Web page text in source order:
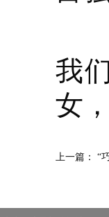
群
我
女
上一篇： “